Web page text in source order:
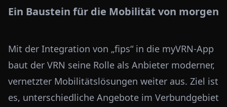
Ein Baustein für die Mobilität von morgen
Mit der Integration von „fips“ in die myVRN-App
baut der VRN seine Rolle als Anbieter moderner,
vernetzter Mobilitätslösungen weiter aus. Ziel ist
es, unterschiedliche Angebote im Verbundgebiet